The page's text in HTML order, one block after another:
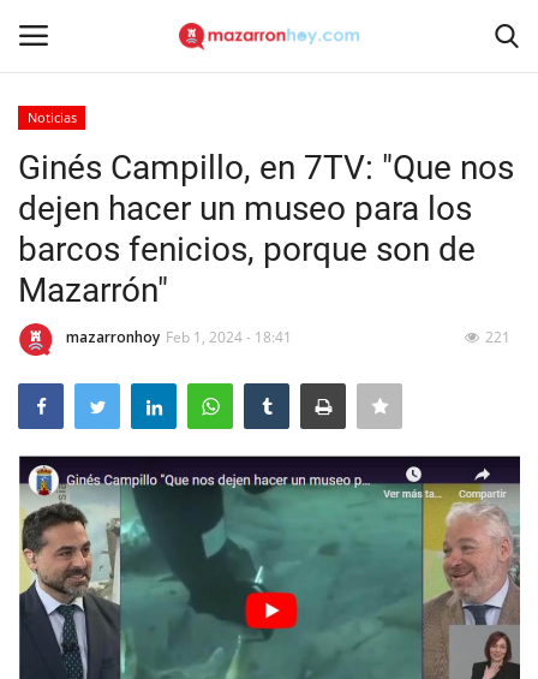
Inicio
Contacto
Noticias
Mazarrón Hoy
Entrevistas
Reportajes
Empresas
Mapa de Mazarrón
Noticias
Ginés Campillo, en 7TV: "Que nos
dejen hacer un museo para los
barcos fenicios, porque son de
Mazarrón"
mazarronhoy Feb 1, 2024 - 18:41 221